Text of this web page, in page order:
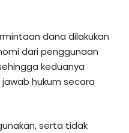
dana dilakukan
dari penggunaan
keduanya
hukum secara
serta tidak